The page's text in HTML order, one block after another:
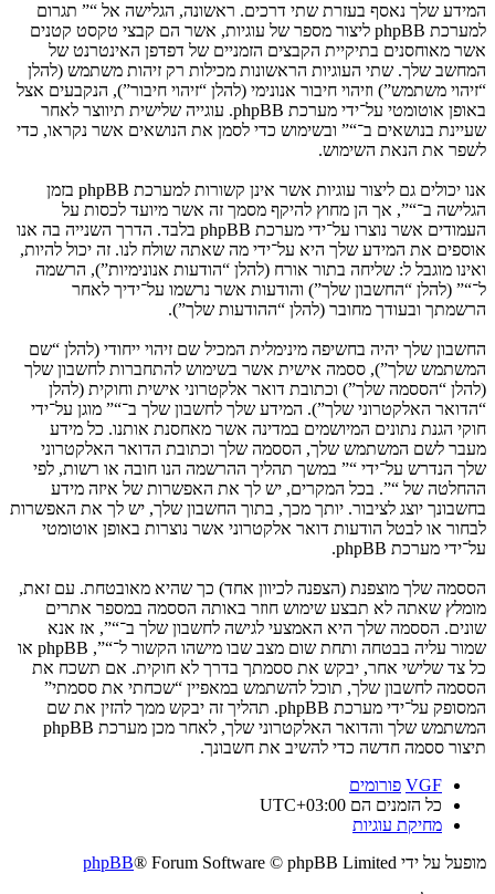
המידע שלך נאסף בעזרת שתי דרכים. ראשונה, הגלישה אל “” תגרום
למערכת phpBB ליצור מספר של עוגיות, אשר הם קבצי טקסט קטנים
אשר מאוחסנים בתיקיית הקבצים הזמניים של דפדפן האינטרנט של
המחשב שלך. שתי העוגיות הראשונות מכילות רק זיהות משתמש (להלן
“זיהוי משתמש”) וזיהוי חיבור אנונימי (להלן “זיהוי חיבור”), הנקבעים אצל
באופן אוטומטי על־ידי מערכת phpBB. עוגייה שלישית תיווצר לאחר
שעיינת בנושאים ב־“” ובשימוש כדי לסמן את הנושאים אשר נקראו, כדי
לשפר את הנאת השימוש.
אנו יכולים גם ליצור עוגיות אשר אינן קשורות למערכת phpBB בזמן
הגלישה ב־“”, אך הן מחוץ להיקף מסמך זה אשר מיועד לכסות על
העמודים אשר נוצרו על־ידי מערכת phpBB בלבד. הדרך השנייה בה אנו
אוספים את המידע שלך היא על־ידי מה שאתה שולח לנו. זה יכול להיות,
ואינו מוגבל ל: שליחה בתור אורח (להלן “הודעות אנונימיות”), הרשמה
ל־“” (להלן “החשבון שלך”) והודעות אשר נרשמו על־ידיך לאחר
הרשמתך ובעודך מחובר (להלן “ההודעות שלך”).
החשבון שלך יהיה בחשיפה מינימלית המכיל שם זיהוי ייחודי (להלן “שם
המשתמש שלך”), ססמה אישית אשר בשימוש להתחברות לחשבון שלך
(להלן “הססמה שלך”) וכתובת דואר אלקטרוני אישית וחוקית (להלן
“הדואר האלקטרוני שלך”). המידע שלך לחשבון שלך ב־“” מוגן על־ידי
חוקי הגנת נתונים המיושמים במדינה אשר מאחסנת אותנו. כל מידע
מעבר לשם המשתמש שלך, הססמה שלך וכתובת הדואר האלקטרוני
שלך הנדרש על־ידי “” במשך תהליך ההרשמה הנו חובה או רשות, לפי
ההחלטה של “”. בכל המקרים, יש לך את האפשרות של איזה מידע
בחשבונך יוצג לציבור. יותך מכך, בתוך החשבון שלך, יש לך את האפשרות
לבחור או לבטל הודעות דואר אלקטרוני אשר נוצרות באופן אוטומטי
על־ידי מערכת phpBB.
הססמה שלך מוצפנת (הצפנה לכיוון אחד) כך שהיא מאובטחת. עם זאת,
מומלץ שאתה לא תבצע שימוש חוזר באותה הססמה במספר אתרים
שונים. הססמה שלך היא האמצעי לגישה לחשבון שלך ב־“”, אז אנא
שמור עליה בבטחה ותחת שום מצב שבו מישהו הקשור ל־“”, phpBB או
כל צד שלישי אחר, יבקש את ססמתך בדרך לא חוקית. אם תשכח את
הססמה לחשבון שלך, תוכל להשתמש במאפיין “שכחתי את ססמתי”
המסופק על־ידי מערכת phpBB. תהליך זה יבקש ממך להזין את שם
המשתמש שלך והדואר האלקטרוני שלך, לאחר מכן מערכת phpBB
תיצור ססמה חדשה כדי להשיב את חשבונך.
VGF פורומים
כל הזמנים הם UTC+03:00
מחיקת עוגיות
מופעל על ידי
phpBB® Forum Software © phpBB Limited